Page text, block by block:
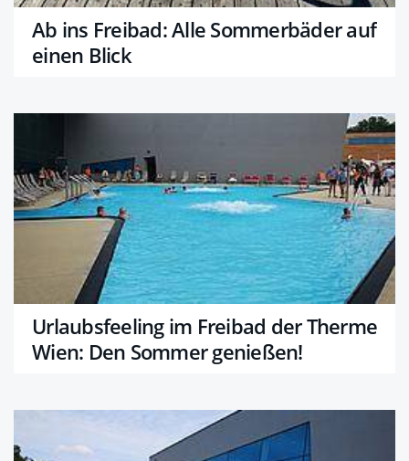
Ab ins Freibad: Alle Sommerbäder auf
einen Blick
Urlaubsfeeling im Freibad der Therme
Wien: Den Sommer genießen!